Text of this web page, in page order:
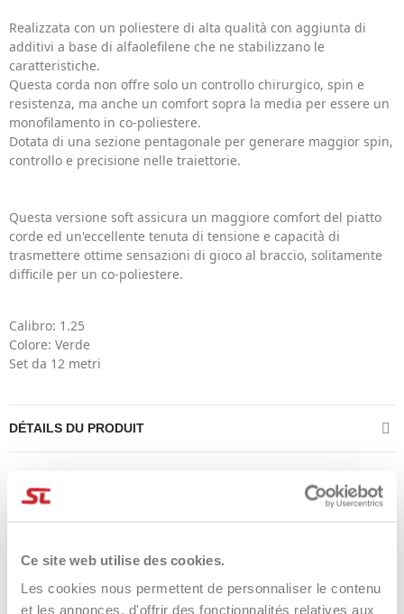
Ce site web utilise des cookies.
Les cookies nous permettent de personnaliser le contenu
et les annonces, d'offrir des fonctionnalités relatives aux
Realizzata con un poliestere di alta qualità con aggiunta di
additivi a base di alfaolefilene che ne stabilizzano le
caratteristiche.
Questa corda non offre solo un controllo chirurgico, spin e
resistenza, ma anche un comfort sopra la media per essere un
monofilamento in co-poliestere.
Dotata di una sezione pentagonale per generare maggior spin,
controllo e precisione nelle traiettorie.
Questa versione soft assicura un maggiore comfort del piatto
corde ed un'eccellente tenuta di tensione e capacità di
trasmettere ottime sensazioni di gioco al braccio, solitamente
difficile per un co-poliestere.
Calibro: 1.25
Colore: Verde
Set da 12 metri
DÉTAILS DU PRODUIT
Product Same Category
-41% -44%